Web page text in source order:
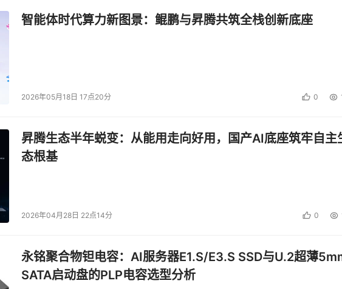
智能体时代算力新图景：鲲鹏与昇腾共筑全栈创新底座
2026年05月18日 17点20分 0
昇腾生态半年蜕变：从能用走向好用，国产AI底座筑牢自主
态根基
2026年04月28日 22点14分 0
永铭聚合物钽电容：AI服务器E1.S/E3.S SSD与U.2超薄
SATA启动盘的PLP电容选型分析